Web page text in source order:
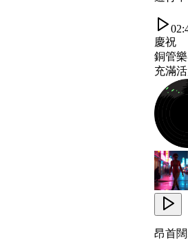
慶祝
銅管
充滿
昂首